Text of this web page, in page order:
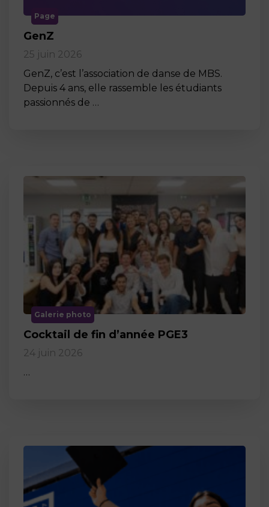
Page
GenZ
25 juin 2026
GenZ, c’est l’association de danse de MBS.
Depuis 4 ans, elle rassemble les étudiants
passionnés de …
Galerie photo
Cocktail de fin d’année PGE3
24 juin 2026
…